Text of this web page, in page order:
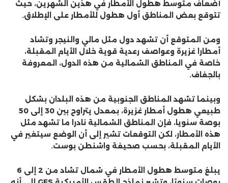
أضعاف متوسط ​​هطول الأمطار في هذين الشهرين، حيث
تتوقع بعض المناطق أول هطول للأمطار على الإطلاق.
ومن المتوقع أن تشهد دول مثل مالي والنيجر وتشاد
أمطارا غزيرة وعواصف رعدية قوية خلال الأيام المقبلة،
خاصة في المناطق الشمالية من هذه الدول، المعروفة
بالجفاف.
وبينما تشهد المناطق الجنوبية من هذه البلدان بشكل
طبيعي هطول أمطار غزيرة، بمعدل يتراوح بين 30 إلى 50
بوصة سنويا، فإن المناطق الشمالية نادرا ما تشهد مثل
هذه الأمطار، لكن التوقعات تشير إلى أن الوضع سيتغير في
الأيام المقبلة، بحسب صحيفة واشنطن بوست.
يبلغ متوسط ​​هطول الأمطار في شمال تشاد من 2 إلى 6